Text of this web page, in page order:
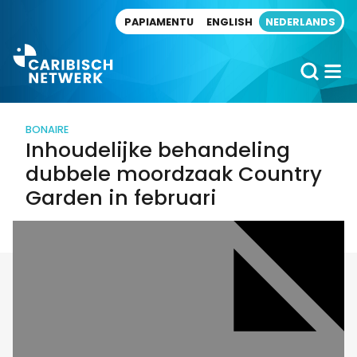
PAPIAMENTU ENGLISH NEDERLANDS
BONAIRE
Inhoudelijke behandeling
dubbele moordzaak Country
Garden in februari